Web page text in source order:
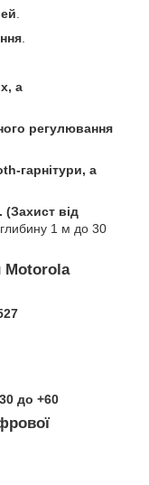
а
регулювання
гарнітури, а
. (Захист від
1 м до 30
до +60